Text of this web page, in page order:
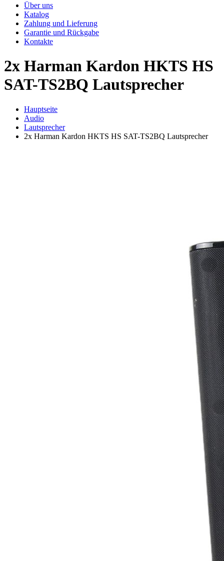
Über uns
Katalog
Zahlung und Lieferung
Garantie und Rückgabe
Kontakte
2x Harman Kardon HKTS HS
SAT-TS2BQ Lautsprecher
Hauptseite
Audio
Lautsprecher
2x Harman Kardon HKTS HS SAT-TS2BQ Lautsprecher